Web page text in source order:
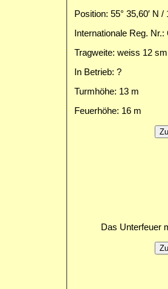
Position: 55° 35,60′ N /
Internationale Reg. Nr.:
Tragweite: weiss 12 sm
In Betrieb: ?
Turmhöhe: 13 m
Feuerhöhe: 16 m
Das Unterfeuer